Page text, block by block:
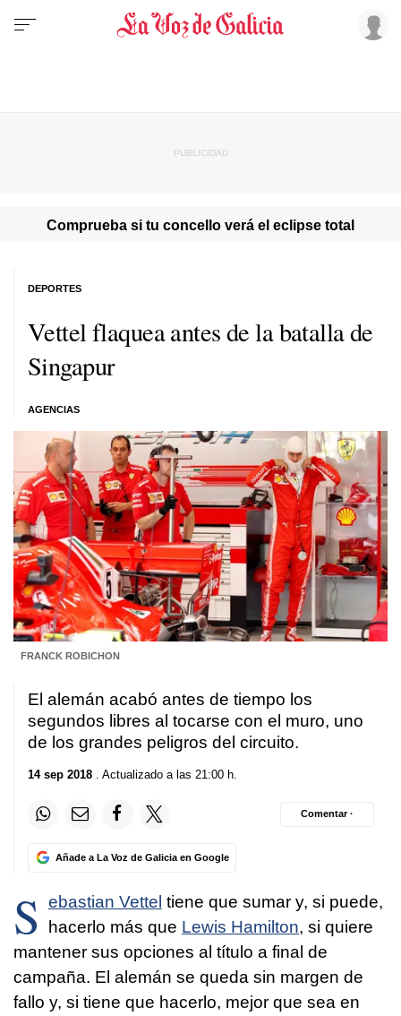
Comprueba si tu concello verá el eclipse total
Vettel flaquea antes de la batalla de
Singapur
AGENCIAS
DEPORTES
FRANCK ROBICHON
El alemán acabó antes de tiempo los
segundos libres al tocarse con el muro, uno
de los grandes peligros del circuito.
14 sep 2018 . Actualizado a las 21:00 h.
Añade a La Voz de Galicia en Google
Comentar ·
S ebastian Vettel tiene que sumar y, si puede,
hacerlo más que Lewis Hamilton, si quiere
mantener sus opciones al título a final de
campaña. El alemán se queda sin margen de
fallo y, si tiene que hacerlo, mejor que sea en